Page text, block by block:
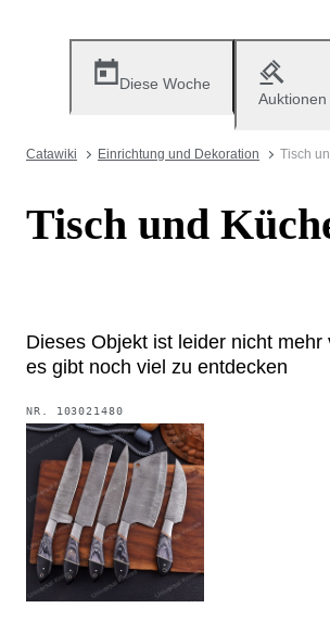
Diese Woche
Auktionen
Catawiki Einrichtung und Dekoration Tisch
Tisch und
Dieses Objekt ist leider nicht mehr
es gibt noch viel zu entdecken
NR. 103021480